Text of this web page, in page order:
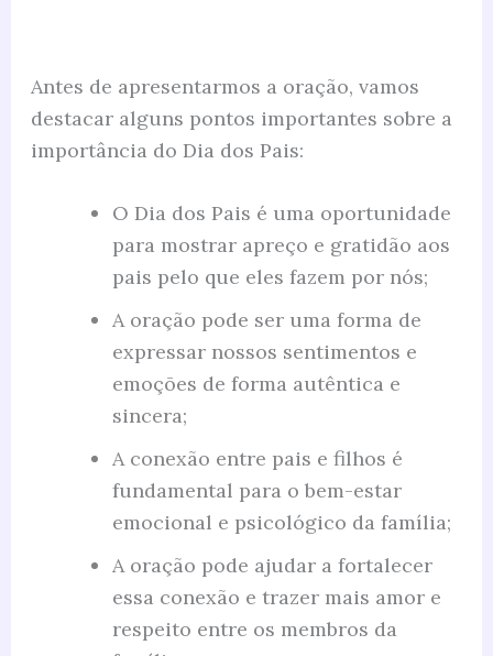
Antes de apresentarmos a oração, vamos
destacar alguns pontos importantes sobre a
importância do Dia dos Pais:
O Dia dos Pais é uma oportunidade
para mostrar apreço e gratidão aos
pais pelo que eles fazem por nós;
A oração pode ser uma forma de
expressar nossos sentimentos e
emoções de forma autêntica e
sincera;
A conexão entre pais e filhos é
fundamental para o bem-estar
emocional e psicológico da família;
A oração pode ajudar a fortalecer
essa conexão e trazer mais amor e
respeito entre os membros da